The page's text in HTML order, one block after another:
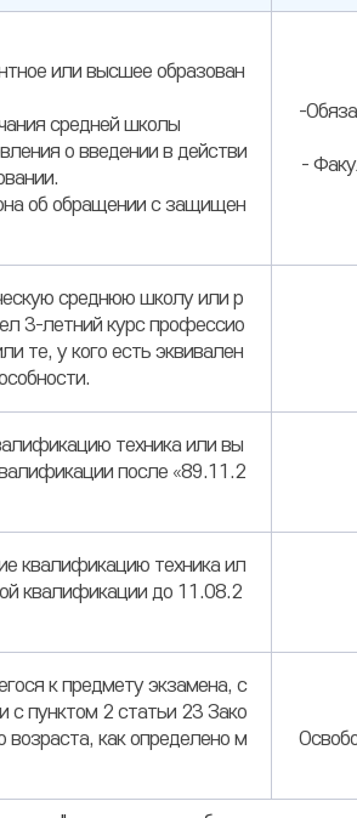
или высшее образован
средней школы
о введении в действи
об обращении с защищен
-
-
среднюю школу или р
3-летний курс профессио
те, у кого есть эквивален
техника или вы
после «89.11.2
квалификацию техника ил
квалификации до 11.08.2
к предмету экзамена, с
с пунктом 2 статьи 23 Зако
как определено м